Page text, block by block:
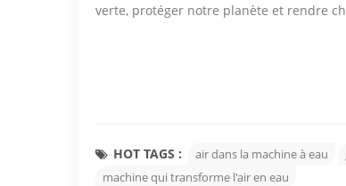
verte, protéger notre planète et rendre
HOT TAGS : air dans la machine à eau
machine qui transforme l'air en eau